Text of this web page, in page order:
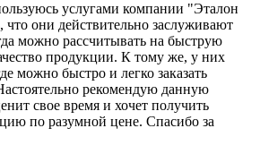
услугами компании "Эталон
что они действительно заслуживают
можно рассчитывать на быструю
продукции. К тому же, у них
можно быстро и легко заказать
рекомендую данную
свое время и хочет получить
по разумной цене. Спасибо за